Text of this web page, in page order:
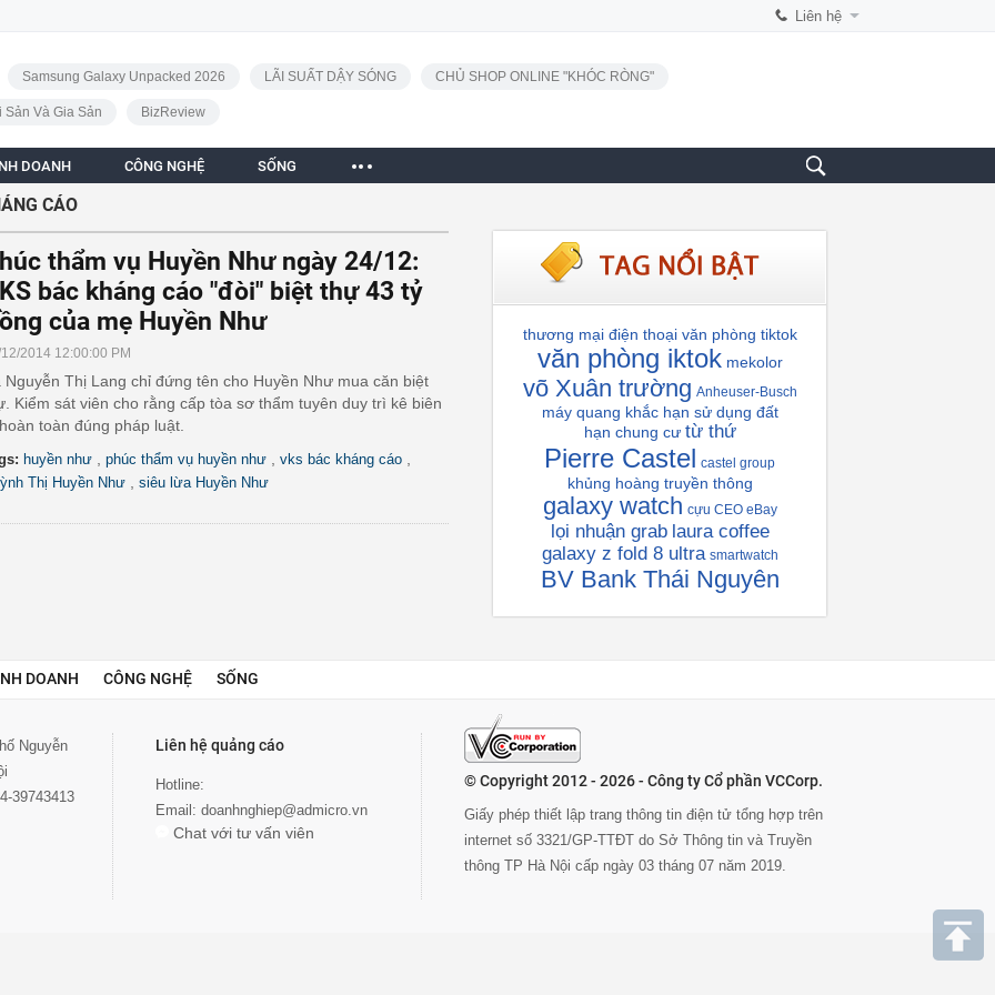
Liên hệ
Samsung Galaxy Unpacked 2026 LÃI SUẤT DẬY SÓNG CHỦ SHOP ONLINE "KHÓC RÒNG"
Sản Và Gia Sản BizReview
DOANH CÔNG NGHỆ SỐNG
CÁO
thẩm vụ Huyền Như ngày 24/12:
bác kháng cáo "đòi" biệt thự 43 tỷ
của mẹ Huyền Như
2014 12:00:00 PM
Nguyễn Thị Lang chỉ đứng tên cho Huyền Như mua căn biệt
Kiểm sát viên cho rằng cấp tòa sơ thẩm tuyên duy trì kê biên
toàn đúng pháp luật.
huyền như phúc thẩm vụ huyền như vks bác kháng cáo
Thị Huyền Như siêu lừa Huyền Như
thương mại điện thoại văn phòng tiktok
văn phòng iktok mekolor
võ Xuân trường Anheuser-Busch
máy quang khắc hạn sử dụng đất
hạn chung cư từ thứ
Pierre Castel castel group
khủng hoàng truyền thông
galaxy watch cựu CEO eBay
lọi nhuận grab laura coffee
galaxy z fold 8 ultra smartwatch
BV Bank Thái Nguyên
DOANH CÔNG NGHỆ SỐNG
Nguyễn
39743413
Liên hệ quảng cáo
Hotline:
Email: doanhnghiep@admicro.vn
Chat với tư vấn viên
© Copyright 2012 - 2026 - Công ty Cổ phần VCCorp.
Giấy phép thiết lập trang thông tin điện tử tổng hợp trên
internet số 3321/GP-TTĐT do Sở Thông tin và Truyền
thông TP Hà Nội cấp ngày 03 tháng 07 năm 2019.